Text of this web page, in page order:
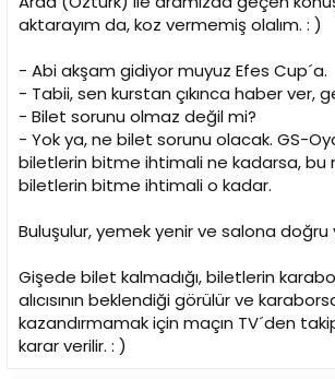
aktarayım da, koz vermemiş olalım. : )
- Abi akşam gidiyor muyuz Efes Cup´a.
- Tabii, sen kurstan çıkınca haber ver,
- Bilet sorunu olmaz değil mi?
- Yok ya, ne bilet sorunu olacak. GS-
biletlerin bitme ihtimali ne kadarsa,
biletlerin bitme ihtimali o kadar.
Buluşulur, yemek yenir ve salona doğru
Gişede bilet kalmadığı, biletlerin
alıcısının beklendiği görülür ve
kazandırmamak için maçın TV´den
karar verilir. : )